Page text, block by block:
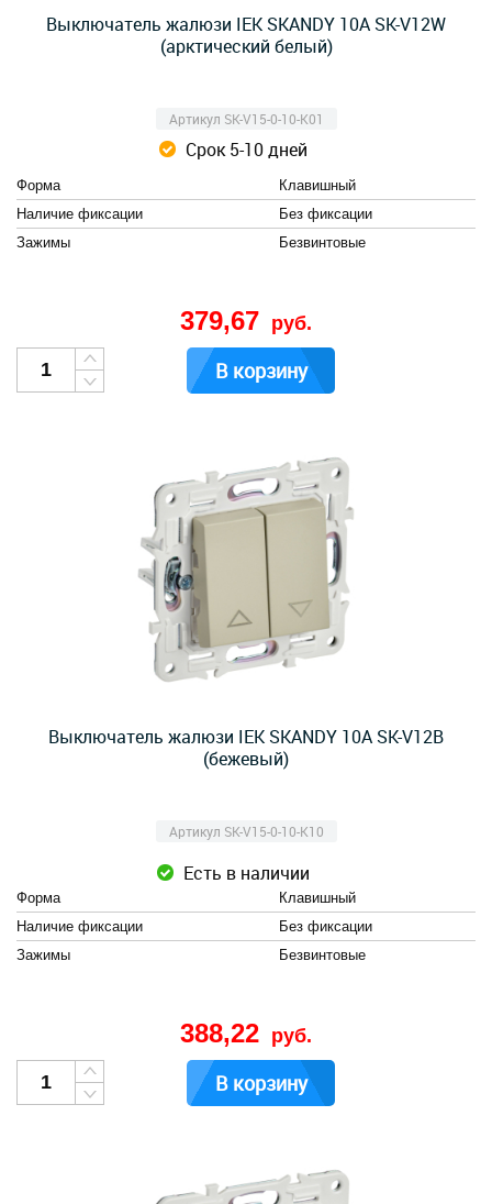
Выключатель жалюзи IEK SKANDY 10А SK-V12W
(арктический белый)
Артикул SK-V15-0-10-K01
Срок 5-10 дней
Форма
Клавишный
Наличие фиксации
Без фиксации
Зажимы
Безвинтовые
379,67 руб.
В корзину
Выключатель жалюзи IEK SKANDY 10А SK-V12B
(бежевый)
Артикул SK-V15-0-10-K10
Есть в наличии
Форма
Клавишный
Наличие фиксации
Без фиксации
Зажимы
Безвинтовые
388,22 руб.
В корзину